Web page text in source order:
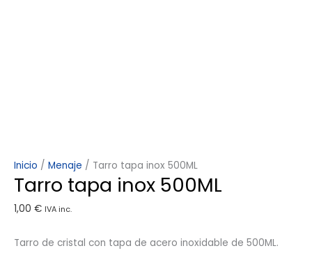
Inicio / Menaje / Tarro tapa inox 500ML
Tarro tapa inox 500ML
1,00 € IVA inc.
Tarro de cristal con tapa de acero inoxidable de 500ML.